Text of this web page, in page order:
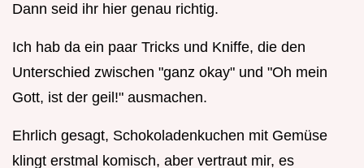
Dann seid ihr hier genau richtig.
Ich hab da ein paar Tricks und Kniffe, die den
Unterschied zwischen "ganz okay" und "Oh mein
Gott, ist der geil!" ausmachen.
Ehrlich gesagt, Schokoladenkuchen mit Gemüse
klingt erstmal komisch, aber vertraut mir, es